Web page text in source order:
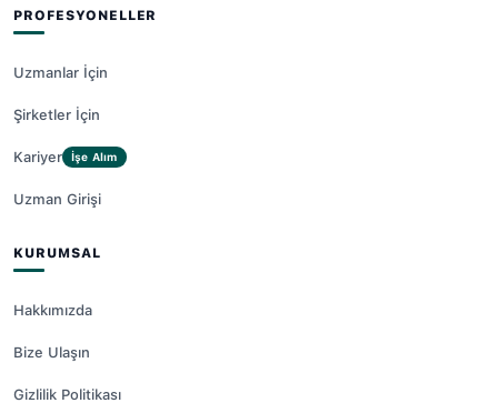
PROFESYONELLER
Uzmanlar İçin
Şirketler İçin
Kariyer İşe Alım
Uzman Girişi
KURUMSAL
Hakkımızda
Bize Ulaşın
Gizlilik Politikası